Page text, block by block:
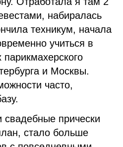
набиралась
техникум, начала
учиться в
и Москвы.
часто,
свадебные прически
стало больше